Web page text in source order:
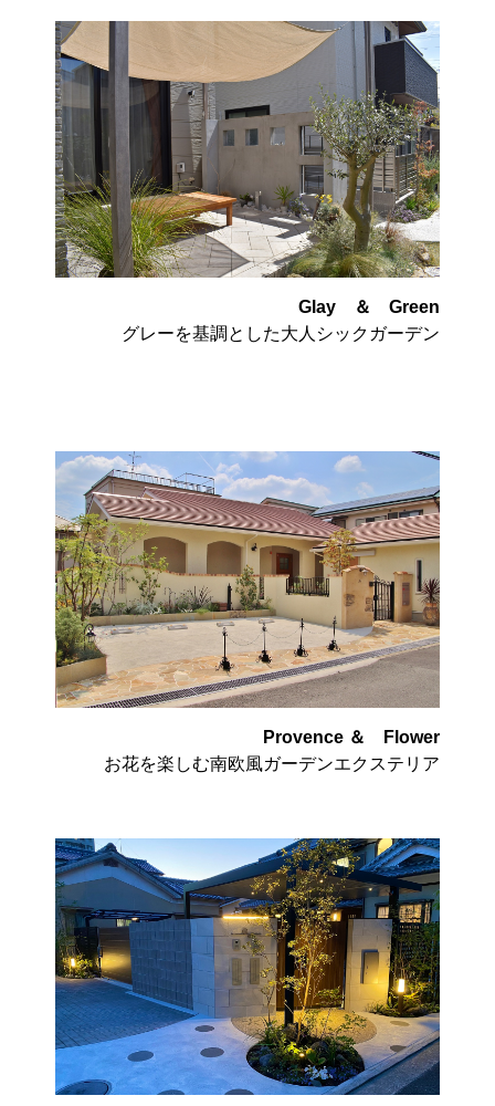
Glay ＆ Green
グレーを基調とした大人シックガーデン
Provence ＆ Flower
お花を楽しむ南欧風ガーデンエクステリア